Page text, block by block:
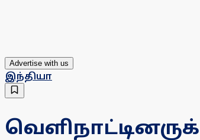
Advertise with us
இந்தியா